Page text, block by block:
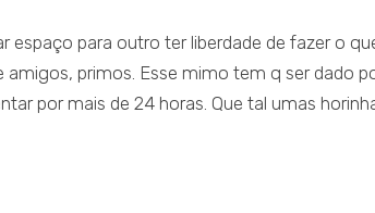
espaço para outro ter liberdade de fazer o
primos. Esse mimo tem q ser dado
por mais de 24 horas. Que tal umas